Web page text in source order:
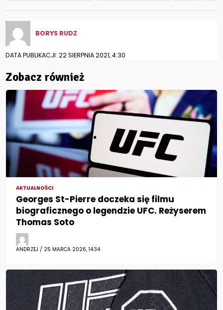
BORYS RUDZ
DATA PUBLIKACJI: 22 SIERPNIA 2021, 4:30
Zobacz również
AKTUALNOŚCI
Georges St-Pierre doczeka się filmu
biograficznego o legendzie UFC. Reżyserem
Thomas Soto
ANDRZEJ / 25 MARCA 2026, 14:34